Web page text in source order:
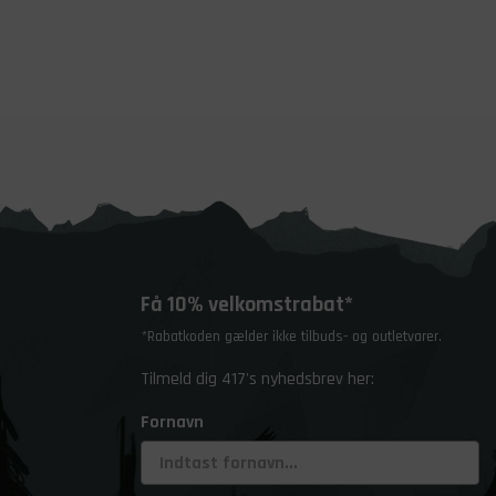
Få 10% velkomstrabat*
*Rabatkoden gælder ikke tilbuds- og outletvarer.
Tilmeld dig 417's nyhedsbrev her:
Fornavn